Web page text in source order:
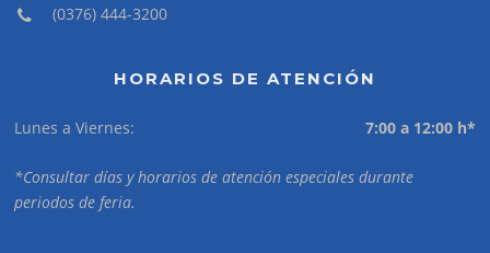
(0376) 444-3200
HORARIOS DE ATENCIÓN
Lunes a Viernes: 7:00 a 12:00 h*
*Consultar días y horarios de atención especiales durante
periodos de feria.